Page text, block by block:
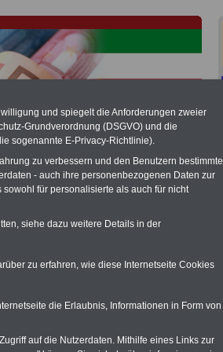
(zu geringe Alimentation)
von Berlin für die Jahre 2008 bis
führen wird). Auch beim Bund
geben (Medienberichten
und 13.000 Euro,rechnen. Der INFO-
nach dem Beschluss des
in Nordrhein-Westfalen:
Zum Komplettpreis von 15 Euro im Jahr
und spiegelt die Anforderungen zweier
Grundverordnung (DSGVO) und die
sogenannte E-Privacy-Richtlinie).
zu verbessern und den Benutzern bestimmte
- auch ihre personenbezogenen Daten zur
für personalisierte als auch für nicht
siehe dazu weitere Details in der
zu erfahren, wie diese Internetseite Cookies
die Erlaubnis, Informationen in Form von
auf die Nutzerdaten. Mithilfe eines Links zur